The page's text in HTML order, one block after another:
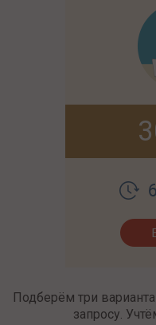
Подберём три
запросу.